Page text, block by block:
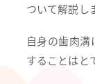
ついて解説し
自身の歯肉
することはと